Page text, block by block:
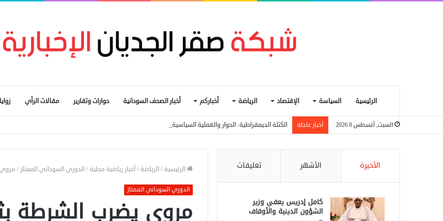
الرئيسية السياسة الإقتصاد الرياضة أخباركم أخبار الصحف السودانية حوارات وتقارير مقالات الرأي
السبت, أغسطس 8 2026 أخبار عاجلة الكتلة الديمقراطية: الحوار والعملية السياسية المدخل الأساسي لإيقاف الحرب
الرئيسية /الرياضة /أخبار رياضية محلية /الدوري السوداني الممتاز / مروي
الدوري السوداني الممتاز
مروي يضرب الشرطة
الأخيرة الأشهر تعليقات
كامل إدريس يعفي وزير
الشؤون الدينية والأوقاف